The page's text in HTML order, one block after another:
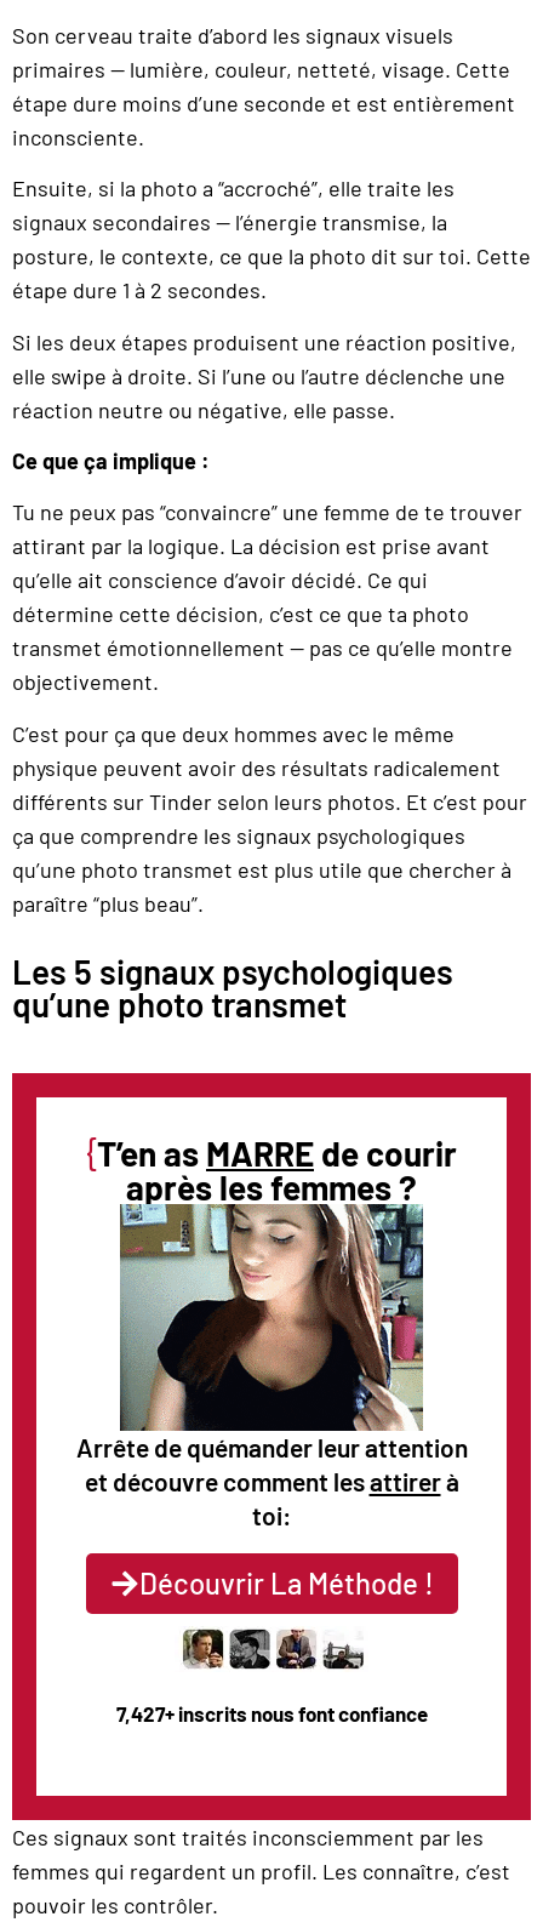
Son cerveau traite d’abord les signaux visuels
primaires — lumière, couleur, netteté, visage. Cette
étape dure moins d’une seconde et est entièrement
inconsciente.
Ensuite, si la photo a “accroché”, elle traite les
signaux secondaires — l’énergie transmise, la
posture, le contexte, ce que la photo dit sur toi. Cette
étape dure 1 à 2 secondes.
Si les deux étapes produisent une réaction positive,
elle swipe à droite. Si l’une ou l’autre déclenche une
réaction neutre ou négative, elle passe.
Ce que ça implique :
Tu ne peux pas “convaincre” une femme de te trouver
attirant par la logique. La décision est prise avant
qu’elle ait conscience d’avoir décidé. Ce qui
détermine cette décision, c’est ce que ta photo
transmet émotionnellement — pas ce qu’elle montre
objectivement.
C’est pour ça que deux hommes avec le même
physique peuvent avoir des résultats radicalement
différents sur Tinder selon leurs photos. Et c’est pour
ça que comprendre les signaux psychologiques
qu’une photo transmet est plus utile que chercher à
paraître “plus beau”.
Les 5 signaux psychologiques
qu’une photo transmet
{T’en as MARRE de courir
après les femmes ?
Arrête de quémander leur attention
et découvre comment lesattirerà
toi:
Découvrir La Méthode !
7,427+ inscrits nous font confiance
Ces signaux sont traités inconsciemment par les
femmes qui regardent un profil. Les connaître, c’est
pouvoir les contrôler.